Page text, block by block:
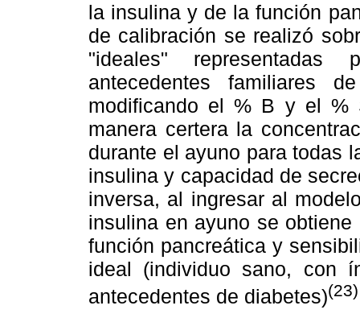
la insulina y de la función
de calibración se realizó
"ideales"
antecedentes familiares
modificando el % B y el %
manera certera la
durante el ayuno para todas
insulina y capacidad de
inversa, al ingresar al
insulina en ayuno se
función pancreática y
ideal (individuo sano, con
antecedentes de diabetes)(23)